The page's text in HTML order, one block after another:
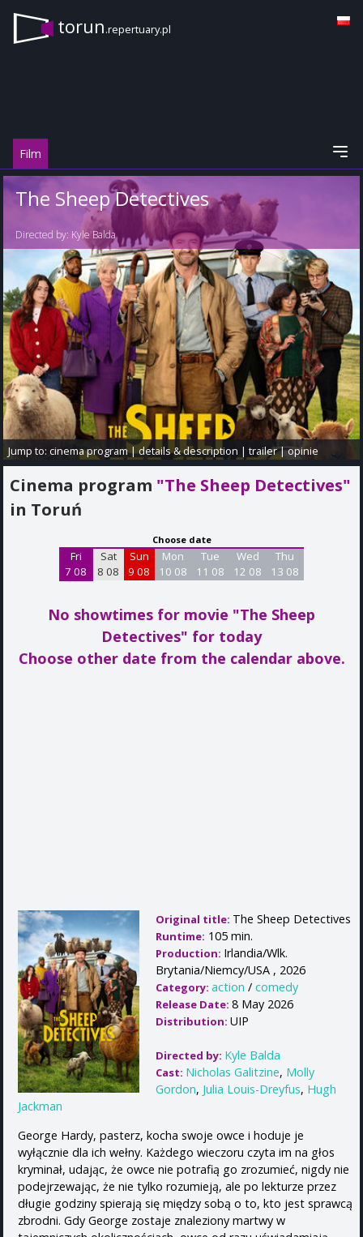
torun.repertuary.pl
Film
The Sheep Detectives
Directed by: Kyle Balda
Jump to:cinema program|details & description |trailer|opinie
Cinema program "The Sheep Detectives"
in Toruń
Choose date
Fri
7 08
Sat
8 08
Sun
9 08
Mon
10 08
Tue
11 08
Wed
12 08
Thu
13 08
No showtimes for movie "The Sheep
Detectives" for today
Choose other date from the calendar above.
Original title: The Sheep Detectives
Runtime: 105 min.
Production: Irlandia/Wlk.
Brytania/Niemcy/USA , 2026
Category: action / comedy
Release Date: 8 May 2026
Distribution: UIP
Directed by: Kyle Balda
Cast: Nicholas Galitzine, Molly
Gordon, Julia Louis-Dreyfus, Hugh
Jackman
George Hardy, pasterz, kocha swoje owce i hoduje je
wyłącznie dla ich wełny. Każdego wieczoru czyta im na głos
kryminał, udając, że owce nie potrafią go zrozumieć, nigdy nie
podejrzewając, że nie tylko rozumieją, ale po lekturze przez
długie godziny spierają się między sobą o to, kto jest sprawcą
zbrodni. Gdy George zostaje znaleziony martwy w